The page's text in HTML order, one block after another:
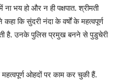
भय हो और न ही पक्षपात. श्रीमती
कि सुंदरी नंदा के वर्षों के महत्वपूर्ण
है. उनके पुलिस प्रमुख बनने से पुडुचेरी
ओहदों पर काम कर चुकी हैं.